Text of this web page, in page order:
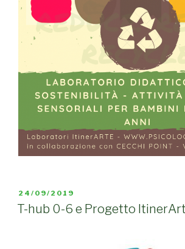
PUBBLICATO
IL
24/09/2019
T-hub 0-6 e Progetto